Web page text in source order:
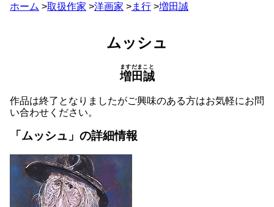
ホーム >取扱作家 >洋画家 >ま行 >増田誠
ムッシュ
増田誠
ますだまこと
作品は終了となりましたがご興味のある方はお気軽にお問
い合わせください。
「ムッシュ」の詳細情報